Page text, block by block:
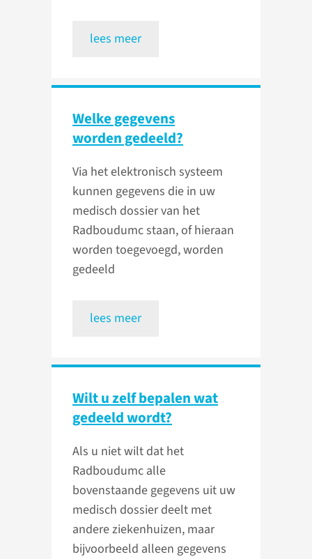
lees meer
Welke gegevens
worden gedeeld?
Via het elektronisch systeem
kunnen gegevens die in uw
medisch dossier van het
Radboudumc staan, of hieraan
worden toegevoegd, worden
gedeeld
lees meer
Wilt u zelf bepalen wat
gedeeld wordt?
Als u niet wilt dat het
Radboudumc alle
bovenstaande gegevens uit uw
medisch dossier deelt met
andere ziekenhuizen, maar
bijvoorbeeld alleen gegevens